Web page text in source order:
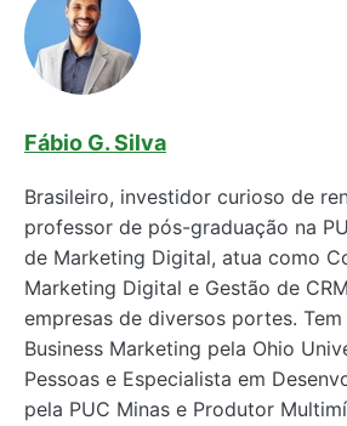
Fábio G. Silva
Brasileiro, investidor curioso de
professor de pós-graduação na
de Marketing Digital, atua como
Marketing Digital e Gestão de
empresas de diversos portes.
Business Marketing pela Ohio
Pessoas e Especialista em
pela PUC Minas e Produtor